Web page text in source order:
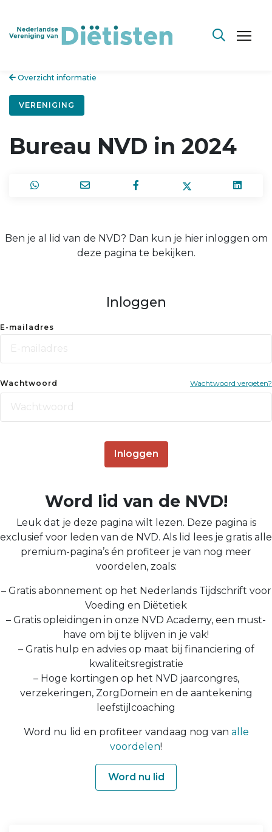
Overzicht informatie
VERENIGING
Bureau NVD in 2024
Ben je al lid van de NVD? Dan kun je hier inloggen om
deze pagina te bekijken.
Inloggen
E-mailadres
Wachtwoord Wachtwoord vergeten?
Inloggen
Word lid van de NVD!
Leuk dat je deze pagina wilt lezen. Deze pagina is
exclusief voor leden van de NVD. Als lid lees je gratis alle
premium-pagina’s én profiteer je van nog meer
voordelen, zoals:
– Gratis abonnement op het Nederlands Tijdschrift voor
Voeding en Diëtetiek
– Gratis opleidingen in onze NVD Academy, een must-
have om bij te blijven in je vak!
– Gratis hulp en advies op maat bij financiering of
kwaliteitsregistratie
– Hoge kortingen op het NVD jaarcongres,
verzekeringen, ZorgDomein en de aantekening
leefstijlcoaching
Word nu lid en profiteer vandaag nog van alle
voordelen!
Word nu lid